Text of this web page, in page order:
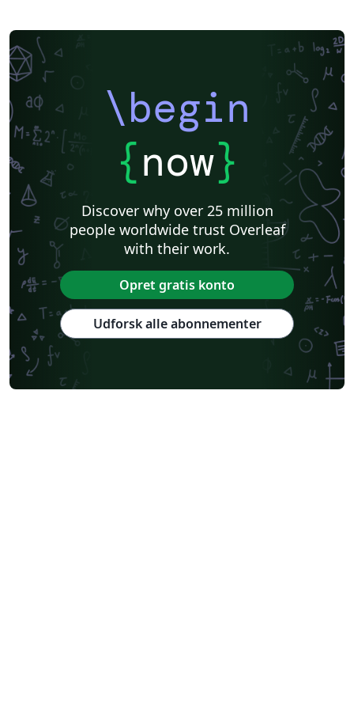
\begin
{now}
Discover why over 25 million
people worldwide trust Overleaf
with their work.
Opret gratis konto
Udforsk alle abonnementer